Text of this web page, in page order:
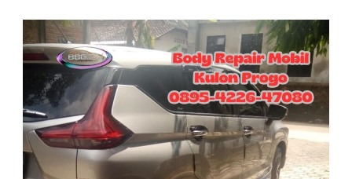
Body
Repair
Mobil
Kulon
Progo
–